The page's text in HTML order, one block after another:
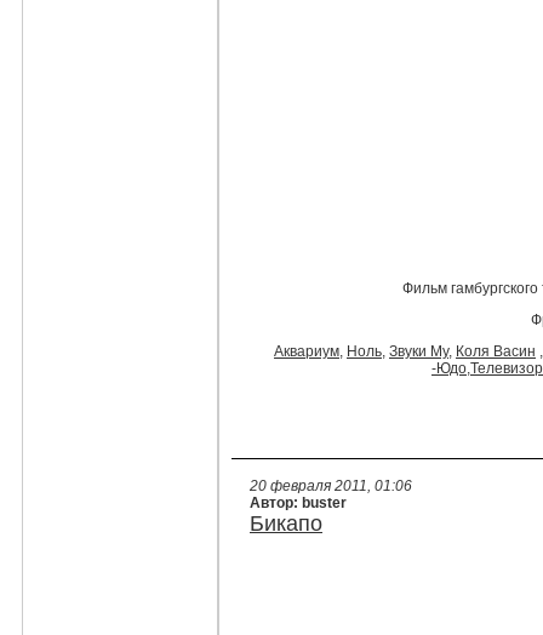
Фильм
Аквариум, Ноль, Звуки Му, Коля Васин ,
-Юдо,Телевизор
20 февраля 2011, 01:06
Автор: buster
Бикапо